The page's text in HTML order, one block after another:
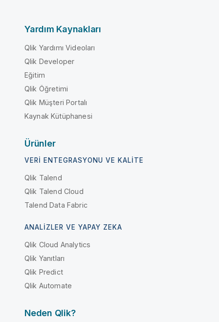
Yardım Kaynakları
Qlik Yardımı Videoları
Qlik Developer
Eğitim
Qlik Öğretimi
Qlik Müşteri Portalı
Kaynak Kütüphanesi
Ürünler
VERI ENTEGRASYONU VE KALITE
Qlik Talend
Qlik Talend Cloud
Talend Data Fabric
ANALIZLER VE YAPAY ZEKA
Qlik Cloud Analytics
Qlik Yanıtları
Qlik Predict
Qlik Automate
Neden Qlik?